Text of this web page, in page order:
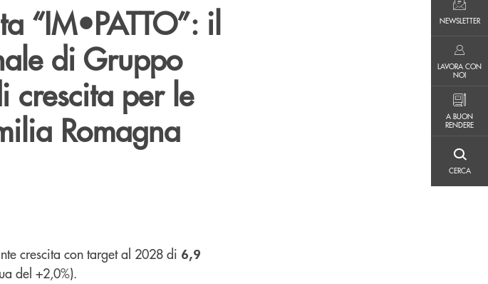
NEWSLETTER
LAVORA CON
NOI
A BUON
RENDERE
CERCA
“IM•PATTO”: il
di Gruppo
crescita per le
Romagna
crescita con target al 2028 di 6,9
del +2,0%).